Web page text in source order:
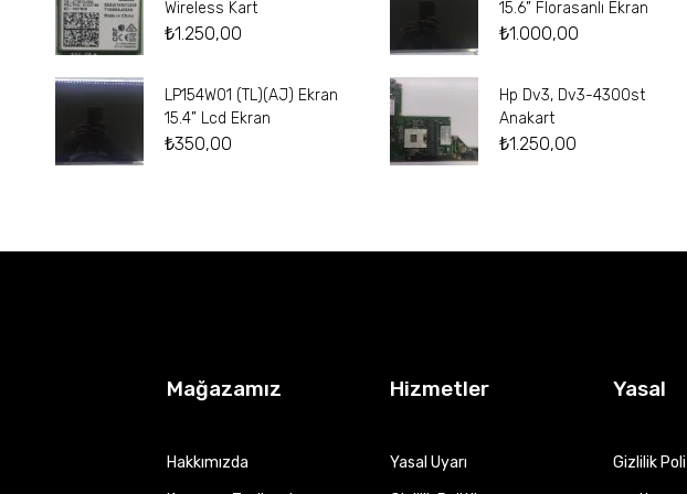
Wireless Kart
₺1.250,00
LP154W01 (TL)(AJ) Ekran
15.4” Lcd Ekran
₺350,00
15.6” Florasanlı Ekran
₺1.000,00
Hp Dv3, Dv3-4300st
Anakart
₺1.250,00
Mağazamız
Hakkımızda
Hizmetler
Yasal Uyarı
Yasal
Gizlilik